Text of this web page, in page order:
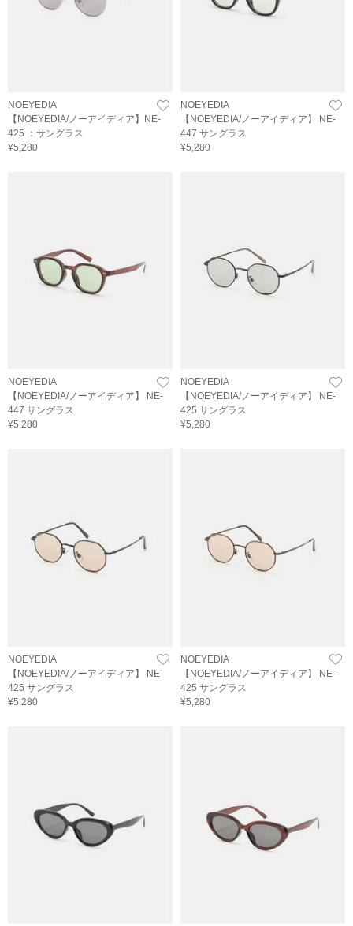
NOEYEDIA
【NOEYEDIA/ノーアイディア】NE-
425 ：サングラス
¥5,280
NOEYEDIA
【NOEYEDIA/ノーアイディア】 NE-
447 サングラス
¥5,280
NOEYEDIA
【NOEYEDIA/ノーアイディア】 NE-
447 サングラス
¥5,280
NOEYEDIA
【NOEYEDIA/ノーアイディア】 NE-
425 サングラス
¥5,280
NOEYEDIA
【NOEYEDIA/ノーアイディア】 NE-
425 サングラス
¥5,280
NOEYEDIA
【NOEYEDIA/ノーアイディア】 NE-
425 サングラス
¥5,280